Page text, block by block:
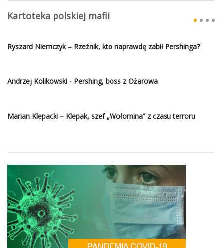
Kartoteka polskiej mafii
Ryszard Niemczyk – Rzeźnik, kto naprawdę zabił Pershinga?
Andrzej Kolikowski - Pershing, boss z Ożarowa
Marian Klepacki – Klepak, szef „Wołomina” z czasu terroru